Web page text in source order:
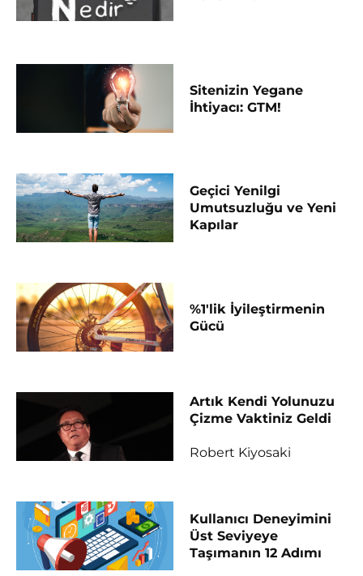
Sitenizin Yegane
İhtiyacı: GTM!
Geçici Yenilgi
Umutsuzluğu ve Yeni
Kapılar
%1'lik İyileştirmenin
Gücü
Artık Kendi Yolunuzu
Çizme Vaktiniz Geldi
Robert Kiyosaki
Kullanıcı Deneyimini
Üst Seviyeye
Taşımanın 12 Adımı